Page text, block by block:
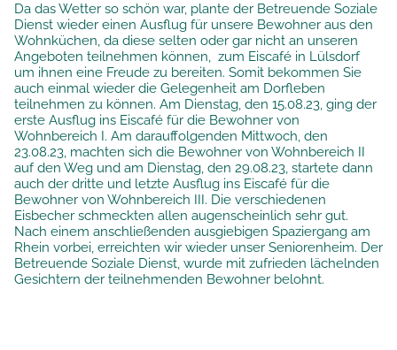
Da das Wetter so schön war, plante der Betreuende Soziale
Dienst wieder einen Ausflug für unsere Bewohner aus den
Wohnküchen, da diese selten oder gar nicht an unseren
Angeboten teilnehmen können, zum Eiscafé in Lülsdorf
um ihnen eine Freude zu bereiten. Somit bekommen Sie
auch einmal wieder die Gelegenheit am Dorfleben
teilnehmen zu können. Am Dienstag, den 15.08.23, ging der
erste Ausflug ins Eiscafé für die Bewohner von
Wohnbereich I. Am darauffolgenden Mittwoch, den
23.08.23, machten sich die Bewohner von Wohnbereich II
auf den Weg und am Dienstag, den 29.08.23, startete dann
auch der dritte und letzte Ausflug ins Eiscafé für die
Bewohner von Wohnbereich III. Die verschiedenen
Eisbecher schmeckten allen augenscheinlich sehr gut.
Nach einem anschließenden ausgiebigen Spaziergang am
Rhein vorbei, erreichten wir wieder unser Seniorenheim. Der
Betreuende Soziale Dienst, wurde mit zufrieden lächelnden
Gesichtern der teilnehmenden Bewohner belohnt.